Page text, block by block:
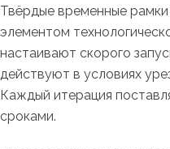
Твёрдые временные
элементом
настаивают скорого
действуют в условиях
Каждый итерация
сроками.